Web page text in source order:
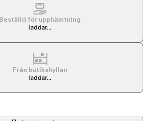
Beställd för upphämtning
laddar...
Från butikshyllan
laddar...